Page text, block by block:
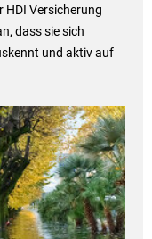
HDI Versicherung
dass sie sich
und aktiv auf